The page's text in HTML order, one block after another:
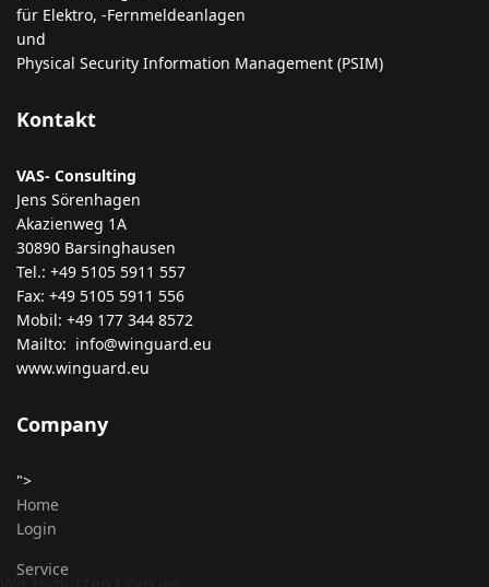
für Elektro, -Fernmeldeanlagen
und
Physical Security Information Management (PSIM)
Kontakt
VAS- Consulting
Jens Sörenhagen
Akazienweg 1A
30890 Barsinghausen
Tel.: +49 5105 5911 557
Fax: +49 5105 5911 556
Mobil: +49 177 344 8572
Mailto: info@winguard.eu
www.winguard.eu
Company
">
Home
Login
Service